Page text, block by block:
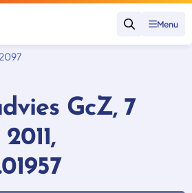
Zoeken
Menu
2097
GcZ, 7